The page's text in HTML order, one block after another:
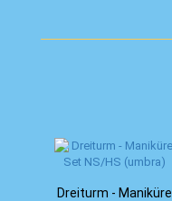
Dreiturm - Maniküre